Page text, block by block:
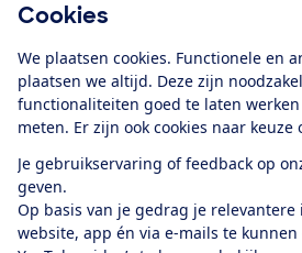
Cookies
We plaatsen cookies. Functionele en
plaatsen we altijd. Deze zijn
functionaliteiten goed te laten
meten. Er zijn ook cookies naar keuze
Je gebruikservaring of feedback op
geven.
Op basis van je gedrag je
website, app én via e-mails te kunnen
Alles over de
app
Algemene Voorwaarden